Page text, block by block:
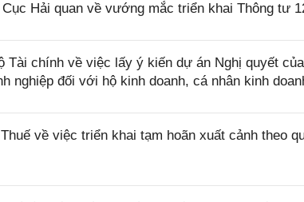
Hải quan về vướng mắc triển khai Thông tư
Tài chính về việc lấy ý kiến dự án Nghị quyết
nghiệp đối với hộ kinh doanh, cá nhân kinh
về việc triển khai tạm hoãn xuất cảnh theo